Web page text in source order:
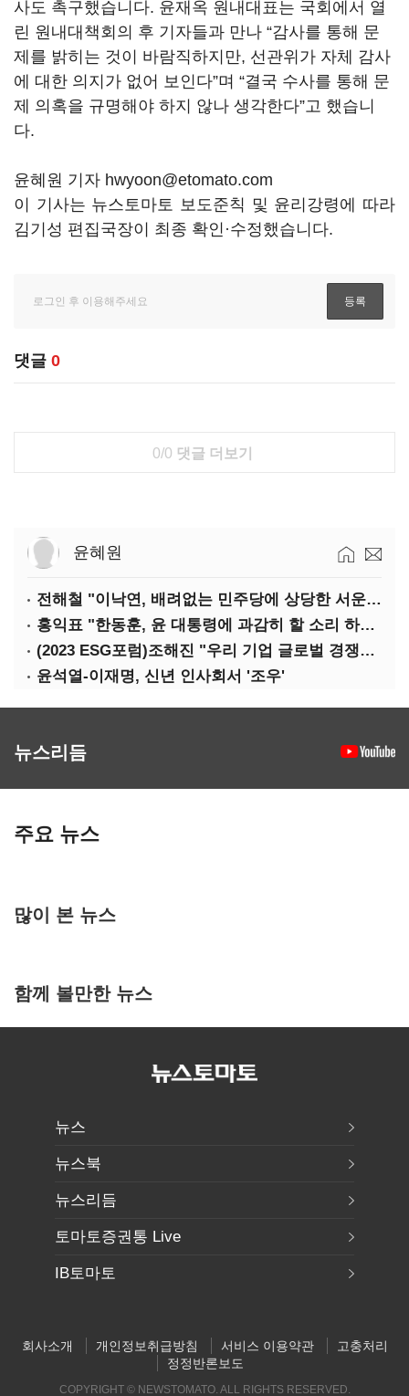
사도 촉구했습니다. 윤재옥 원내대표는 국회에서 열
린 원내대책회의 후 기자들과 만나 “감사를 통해 문
제를 밝히는 것이 바람직하지만, 선관위가 자체 감사
에 대한 의지가 없어 보인다”며 “결국 수사를 통해 문
제 의혹을 규명해야 하지 않나 생각한다”고 했습니
다.
윤혜원 기자 hwyoon@etomato.com
이 기사는 뉴스토마토 보도준칙 및 윤리강령에 따라
김기성 편집국장이 최종 확인·수정했습니다.
댓글 0
0/0 댓글 더보기
윤혜원
전해철 "이낙연, 배려없는 민주당에 상당한 서운함"
홍익표 "한동훈, 윤 대통령에 과감히 할 소리 하라"
(2023 ESG포럼)조해진 "우리 기업 글로벌 경쟁력 위해 경영부담 최소화해야"
윤석열-이재명, 신년 인사회서 '조우'
뉴스리듬
주요 뉴스
많이 본 뉴스
함께 볼만한 뉴스
뉴스
뉴스북
뉴스리듬
토마토증권통 Live
IB토마토
회사소개 개인정보취급방침 서비스 이용약관
고충처리
정정반론보도
COPYRIGHT © NEWSTOMATO. ALL RIGHTS RESERVED.